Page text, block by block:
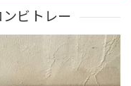
ンビトレー